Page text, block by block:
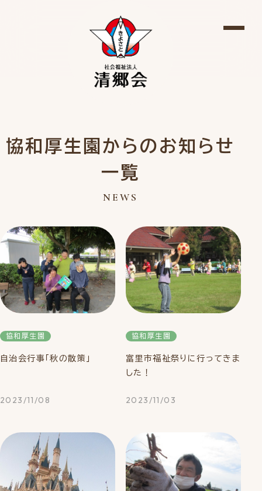
協和厚生園からのお知らせ
一覧
NEWS
協和厚生園
自治会行事「秋の散策」
2023/11/08
協和厚生園
富里市福祉祭りに行ってきま
した！
2023/11/03